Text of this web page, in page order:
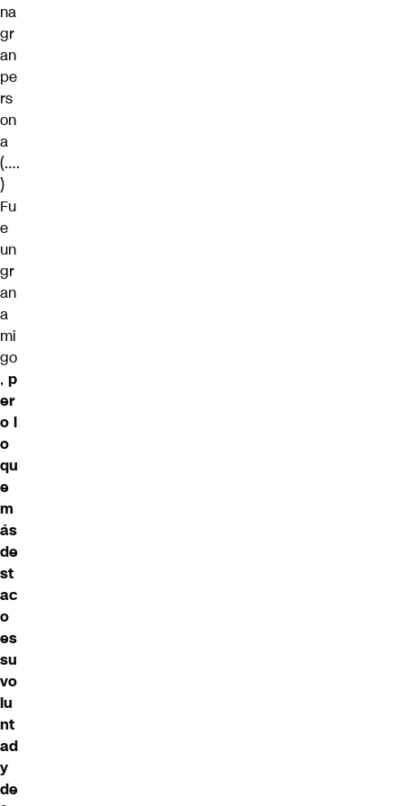
na
gr
an
pe
rs
on
a
(….
)
Fu
e
un
gr
an
a
mi
go
, p
er
o l
o
qu
e
m
ás
de
st
ac
o
es
su
vo
lu
nt
ad
y
de